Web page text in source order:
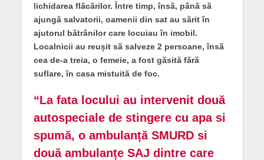
lichidarea flăcărilor. Între timp, însă, până să
ajungă salvatorii, oamenii din sat au sărit în
ajutorul bătrânilor care locuiau în imobil.
Localnicii au reușit să salveze 2 persoane, însă
cea de-a treia, o femeie, a fost găsită fără
suflare, în casa mistuită de foc.
“La fata locului au intervenit două
autospeciale de stingere cu apa si
spumă, o ambulanță SMURD si
două ambulanțe SAJ dintre care